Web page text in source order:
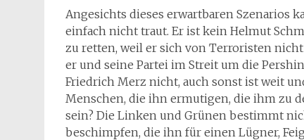
Angesichts dieses erwartbaren Szenarios
einfach nicht traut. Er ist kein Helmut
zu retten, weil er sich von Terroristen
er und seine Partei im Streit um die
Friedrich Merz nicht, auch sonst ist weit
Menschen, die ihn ermutigen, die ihm zu
sein? Die Linken und Grünen bestimmt
beschimpfen, die ihn für einen Lügner,